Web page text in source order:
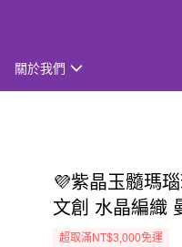
關於我們
💜紫晶玉髓瑪
文創 水晶編織
超取滿NT$3,000免運